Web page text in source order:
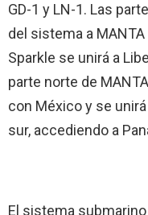
GD-1 y LN-1. Las
del sistema a
Sparkle se unirá a
parte norte de
con México y se
sur, accediendo a
El sistema